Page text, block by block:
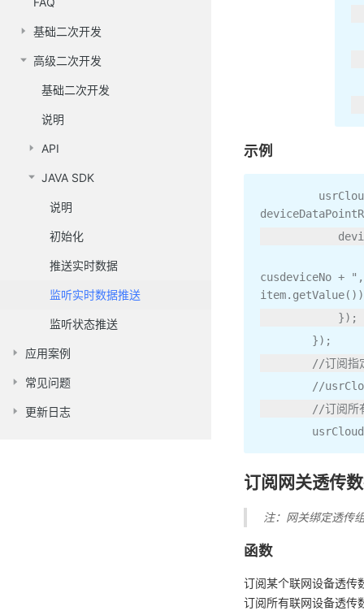
基础二次开发
高级二次开发
基础二次开发
说明
API
JAVA SDK
说明
初始化
推送实时数据
监听实时数据推送
监听状态推送
应用案例
常见问题
更新日志
示例
cusdeviceNo +
item. getValue
});
});
//订阅指
//
//订阅所
        usrCloud
订阅网关透传
注：网关绑定透传
函数
订阅某个联网设备透传
订阅所有联网设备透传